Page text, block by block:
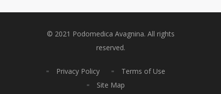
© 2021 Podomedica Avagnina. All rights
reserved.
Privacy Policy
Terms of Use
Site Map